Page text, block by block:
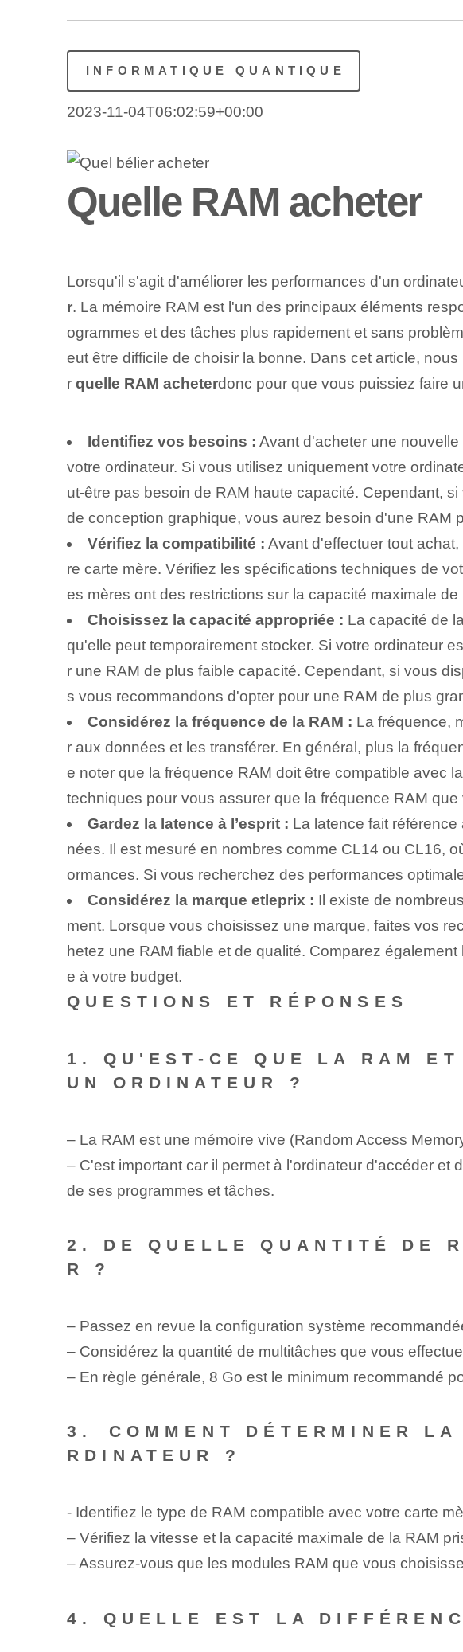
INFORMATIQUE QUANTIQUE
2023-11-04T06:02:59+00:00
Quelle RAM acheter
Lorsqu'il s'agit d'améliorer les performances d'un
r. La mémoire RAM est l'un des principaux éléments
ogrammes et des tâches plus rapidement et sans
eut être difficile de choisir la bonne. Dans cet article,
r quelle RAM acheter⁢donc⁤ pour que vous puissiez faire
Identifiez vos besoins : Avant d'acheter une
votre ordinateur. ‌Si⁤ vous utilisez uniquement votre
ut-être pas besoin de RAM haute capacité. Cependant,
de conception graphique, vous aurez besoin d'une RAM
Vérifiez la compatibilité : Avant d'effectuer tout
re carte mère. Vérifiez les spécifications techniques de
es mères ont des restrictions sur la capacité maximale
Choisissez la capacité appropriée : La capacité de
‌qu'elle peut temporairement stocker. Si votre ordinateur
r une RAM de plus faible capacité. ‌Cependant, si vous
s vous recommandons ⁢d'opter pour une RAM de plus
Considérez la fréquence de la RAM : La fréquence,
r aux données et les transférer. En général, plus la
e noter que la fréquence RAM doit être compatible avec
techniques pour vous assurer que la fréquence RAM
Gardez la latence à l’esprit : La latence‌ fait
nées. Il est mesuré en nombres comme CL14 ou CL16,
ormances. Si vous recherchez des performances
Considérez la marque et⁤le⁣prix : Il existe de
ment. Lorsque vous choisissez une marque, faites vos
hetez une RAM fiable et de qualité. Comparez
e à votre budget.
QUESTIONS ET RÉPONSES
1. QU'EST-CE QUE LA RAM ET
UN ORDINATEUR ?
– La RAM est une mémoire vive (Random Access
– ⁢C'est important car il permet à l'ordinateur d'accéder
de ses programmes et tâches.
2. DE QUELLE QUANTITÉ DE
R ?
– Passez en revue la configuration système
– ⁢Considérez la quantité⁢ de multitâches que vous
– En règle générale, 8 Go est le minimum recommandé
3.⁢ COMMENT DÉTERMINER
RDINATEUR ?
-⁢ Identifiez le type⁤ de ‌RAM compatible avec votre carte
– Vérifiez la vitesse et la capacité maximale de la RAM⁢
– Assurez-vous que les modules RAM que vous
4. QUELLE EST LA